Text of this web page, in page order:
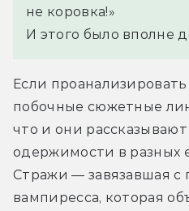
не коровка!»
И этого было вполне
Если
побочные сюжетные
что и они
одержимости в разных
Стражи — завязавшая с
вампиресса, которая